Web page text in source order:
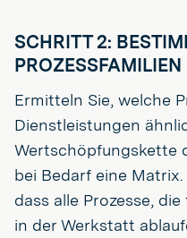
SCHRITT 2:
PROZESSFAMILIEN
Ermitteln Sie, welche
Dienstleistungen
Wertschöpfungskette
bei Bedarf eine
dass alle Prozesse,
in der Werkstatt